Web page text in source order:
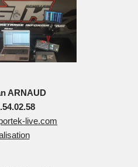
ARNAUD
live.com